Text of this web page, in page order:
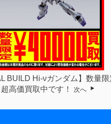
BUILD Hi-νガンダム】数量
超高価買取中です！
次へ